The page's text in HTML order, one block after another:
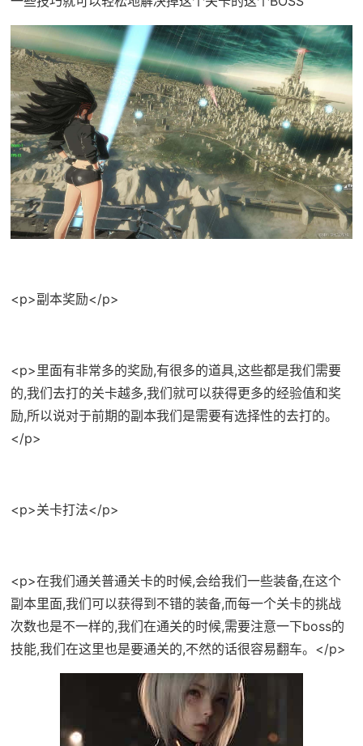
<p>副本奖励</p>
<p>里面有非常多的奖励,有很多的道具,这些都是我们需要
的,我们去打的关卡越多,我们就可以获得更多的经验值和奖
励,所以说对于前期的副本我们是需要有选择性的去打的。
</p>
<p>关卡打法</p>
<p>在我们通关普通关卡的时候,会给我们一些装备,在这个
副本里面,我们可以获得到不错的装备,而每一个关卡的挑战
次数也是不一样的,我们在通关的时候,需要注意一下boss的
技能,我们在这里也是要通关的,不然的话很容易翻车。</p>